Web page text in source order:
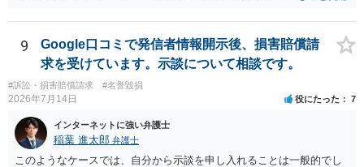
9
Google口コミで発信者情報開示後、損害賠償請
求を受けています。示談について相談です。
#訴訟・損害賠償請求 #名誉毀損
2026年7月14日 役にたった 7
インターネットに強い弁護士
稲葉 進太郎 弁護士
このようなケースでは、自分から示談を申し入れることは一般的でし